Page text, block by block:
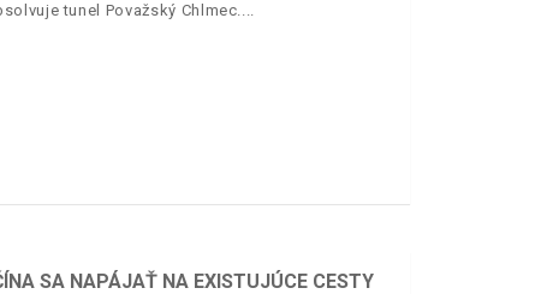
tunel Považský Chlmec.
SA NAPÁJAŤ NA EXISTUJÚCE CESTY